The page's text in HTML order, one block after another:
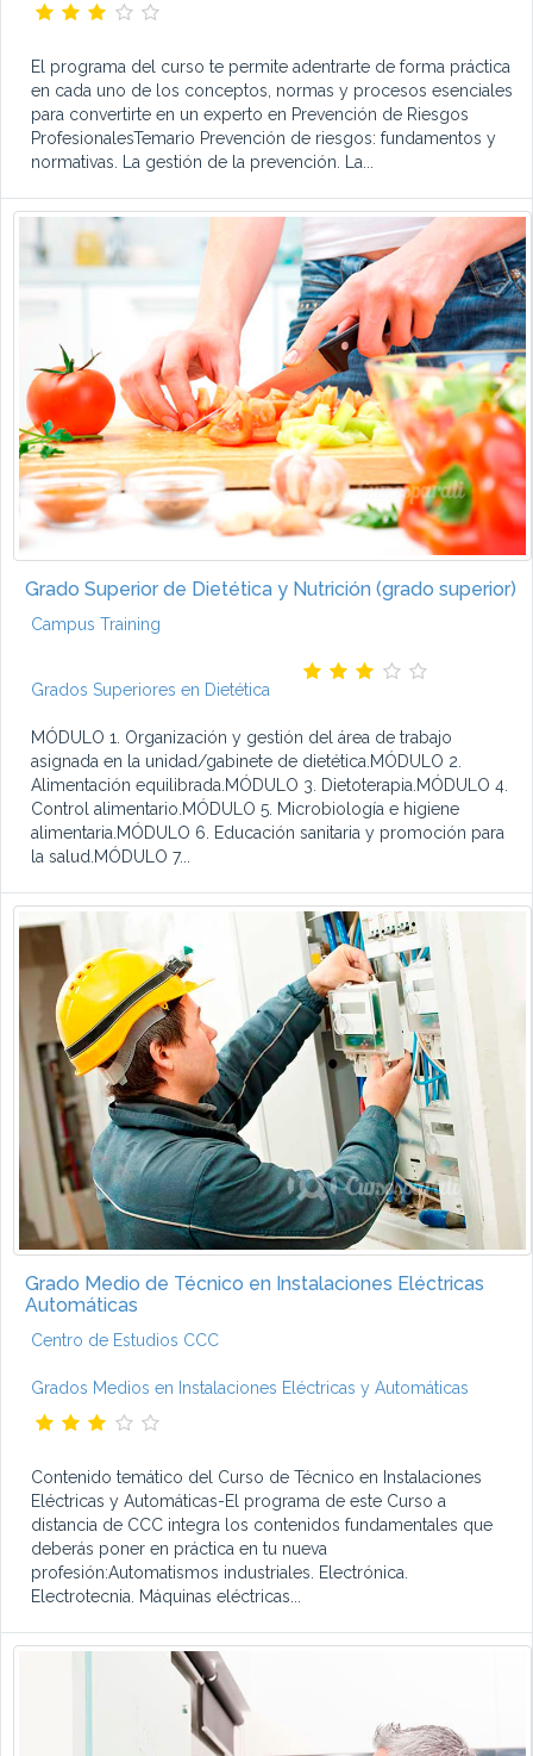
El programa del curso te permite adentrarte de forma práctica
en cada uno de los conceptos, normas y procesos esenciales
para convertirte en un experto en Prevención de Riesgos
ProfesionalesTemario Prevención de riesgos: fundamentos y
normativas. La gestión de la prevención. La...
Grado Superior de Dietética y Nutrición (grado superior)
Campus Training
Grados Superiores en Dietética
MÓDULO 1. Organización y gestión del área de trabajo
asignada en la unidad/gabinete de dietética.MÓDULO 2.
Alimentación equilibrada.MÓDULO 3. Dietoterapia.MÓDULO 4.
Control alimentario.MÓDULO 5. Microbiología e higiene
alimentaria.MÓDULO 6. Educación sanitaria y promoción para
la salud.MÓDULO 7...
Grado Medio de Técnico en Instalaciones Eléctricas
Automáticas
Centro de Estudios CCC
Grados Medios en Instalaciones Eléctricas y Automáticas
Contenido temático del Curso de Técnico en Instalaciones
Eléctricas y Automáticas-El programa de este Curso a
distancia de CCC integra los contenidos fundamentales que
deberás poner en práctica en tu nueva
profesión:Automatismos industriales. Electrónica.
Electrotecnia. Máquinas eléctricas...